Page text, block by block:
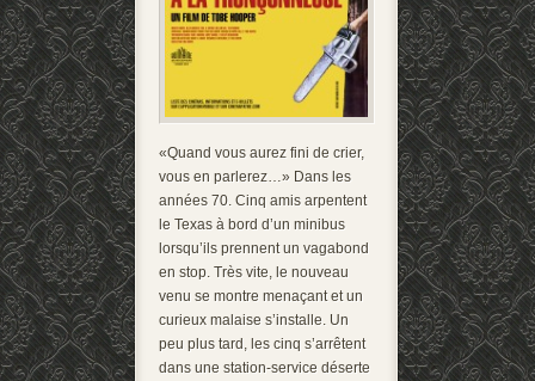
«Quand vous aurez fini de crier,
vous en parlerez…» Dans les
années 70. Cinq amis arpentent
le Texas à bord d’un minibus
lorsqu’ils prennent un vagabond
en stop. Très vite, le nouveau
venu se montre menaçant et un
curieux malaise s’installe. Un
peu plus tard, les cinq s’arrêtent
dans une station-service déserte